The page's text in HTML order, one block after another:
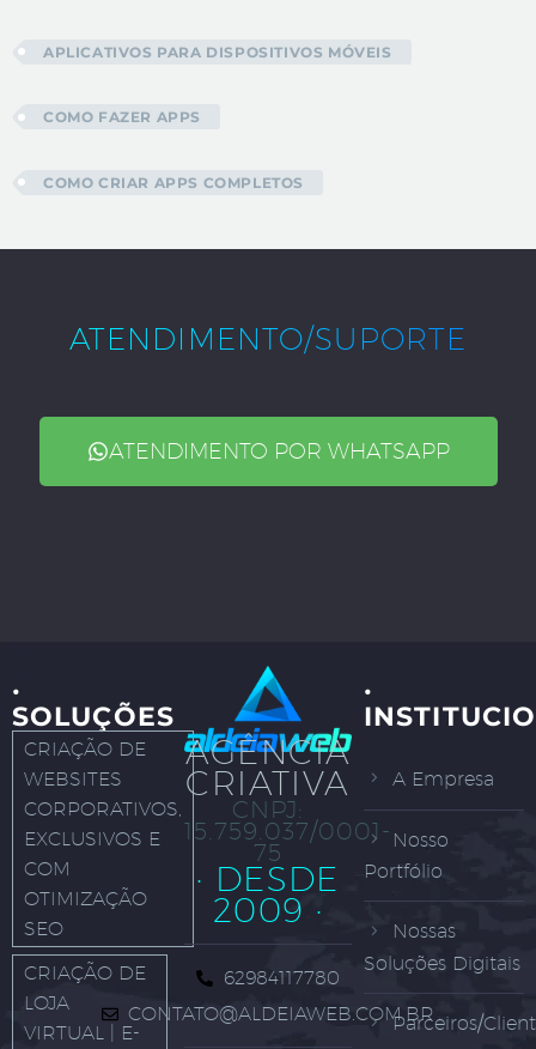
APLICATIVOS PARA DISPOSITIVOS MÓVEIS
COMO FAZER APPS
COMO CRIAR APPS COMPLETOS
ATENDIMENTO/SUPORTE
ATENDIMENTO POR WHATSAPP
·
SOLUÇÕES
CRIAÇÃO DE
WEBSITES
CORPORATIVOS,
EXCLUSIVOS E
COM
OTIMIZAÇÃO
SEO
CRIAÇÃO DE
LOJA
VIRTUAL | E-
AGÊNCIA
CRIATIVA
CNPJ:
15.759.037/0001-
75
· DESDE
2009 ·
62984117780
CONTATO@ALDEIAWEB.COM.BR
·
A Empresa
Nosso
Portfólio
Nossas
Soluções Digitais
Parceiros/